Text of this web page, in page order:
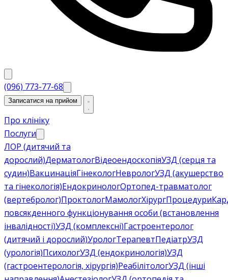
(096) 773-77-68
Записатися на прийом
Про клініку
Послуги
ЛОР (дитячий та
дорослий)ДерматологВідеоендоскопіяУЗД (серця та
судин)ВакцинаціяГінекологНеврологУЗД (акушерство
та гінекологія)ЕндокринологОртопед-травматолог
(вертебролог)ПроктологМамологХірургПроцедури
повсякденного функціонування особи (встановлення
інвалідності)УЗД (комплексні)Гастроентеролог
(дитячий і дорослий)УрологТерапевтПедіатрУЗД
(урологія)ПсихологУЗД (ендокринологія)УЗД
(гастроентерологія, хірургія)РеабілітологУЗД (інші